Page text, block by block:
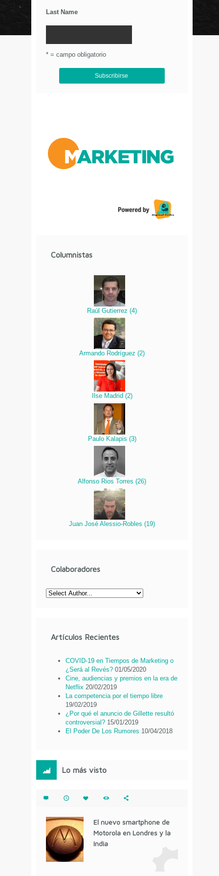
Last Name
* = campo obligatorio
Columnistas
Raúl Gutierrez (4)
Armando Rodríguez (2)
Ilse Madrid (2)
Paulo Kalapis (3)
Alfonso Rios Torres (26)
Juan José Alessio-Robles (19)
Colaboradores
Artículos Recientes
COVID-19 en Tiempos de Marketing o
¿Será al Revés? 01/05/2020
Cine, audiencias y premios en la era de
Netflix 20/02/2019
La competencia por el tiempo libre
19/02/2019
¿Por qué el anuncio de Gillette resultó
controversial? 15/01/2019
El Poder De Los Rumores 10/04/2018
Lo más visto
El nuevo smartphone de
Motorola en Londres y la
India
© Circulo Marketing 2016. Todos los derechos
reservados.
Aviso de Privacidad